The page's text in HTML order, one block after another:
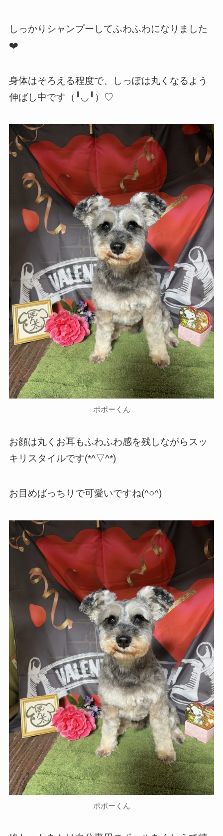
しっかりシャンプーしてふわふわになりました
❤️
身体はそろえる程度で、しっぽは丸くなるよう
伸ばし中です（╹◡╹）♡
ポポーくん
お顔は丸くお耳もふわふわ感を残しながらスッ
キリスタイルです(*^▽^*)
お目めばっちりで可愛いですね(^○^)
ポポーくん